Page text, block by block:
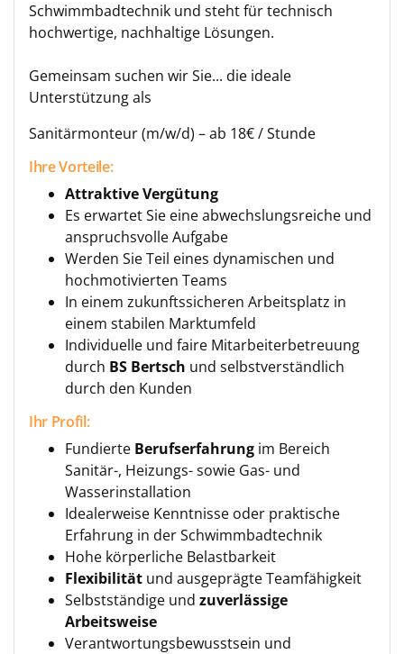
Schwimmbadtechnik und steht für technisch
hochwertige, nachhaltige Lösungen.
Gemeinsam suchen wir Sie... die ideale
Unterstützung als
Sanitärmonteur (m/w/d) – ab 18€ / Stunde
Ihre Vorteile:
Attraktive Vergütung
Es erwartet Sie eine abwechslungsreiche und
anspruchsvolle Aufgabe
Werden Sie Teil eines dynamischen und
hochmotivierten Teams
In einem zukunftssicheren Arbeitsplatz in
einem stabilen Marktumfeld
Individuelle und faire Mitarbeiterbetreuung
durch BS Bertsch und selbstverständlich
durch den Kunden
Ihr Profil:
Fundierte Berufserfahrung im Bereich
Sanitär-, Heizungs- sowie Gas- und
Wasserinstallation
Idealerweise Kenntnisse oder praktische
Erfahrung in der Schwimmbadtechnik
Hohe körperliche Belastbarkeit
Flexibilität und ausgeprägte Teamfähigkeit
Selbstständige und zuverlässige
Arbeitsweise
Verantwortungsbewusstsein und